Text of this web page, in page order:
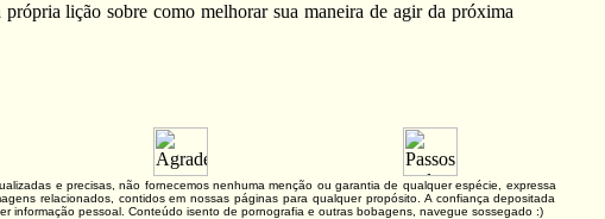
lição sobre como melhorar sua maneira de agir da próxima
e precisas, não fornecemos nenhuma menção ou garantia de qualquer espécie, expressa
relacionados, contidos em nossas páginas para qualquer propósito. A confiança depositada
informação pessoal. Conteúdo isento de pornografia e outras bobagens, navegue sossegado :)